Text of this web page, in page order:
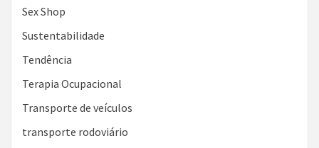
Sex Shop
Sustentabilidade
Tendência
Terapia Ocupacional
Transporte de veículos
transporte rodoviário